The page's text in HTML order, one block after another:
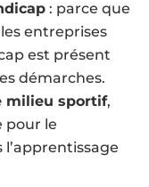
: parce que
entreprises
est présent
démarches.
milieu sportif,
pour le